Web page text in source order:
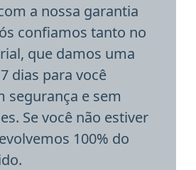
a nossa garantia
confiamos tanto no
que damos uma
dias para você
segurança e sem
Se você não estiver
100% do